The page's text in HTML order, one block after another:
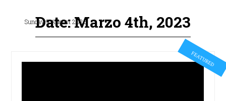
Sunday 9 August 2026
Date: Marzo 4th, 2023
FEATURED